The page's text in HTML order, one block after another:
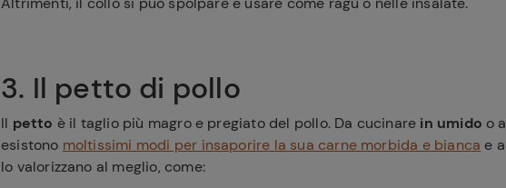
3. Il petto di pollo
Il petto è il taglio più magro e pregiato del pollo. Da cucinare in umido o
esistono moltissimi modi per insaporire la sua carne morbida e bianca e
lo valorizzano al meglio, come: